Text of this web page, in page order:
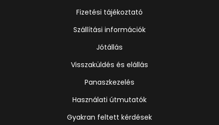
Fizetési tájékoztató
Szállítási információk
Jótállás
Visszaküldés és elállás
Panaszkezelés
Használati útmutatók
Gyakran feltett kérdések